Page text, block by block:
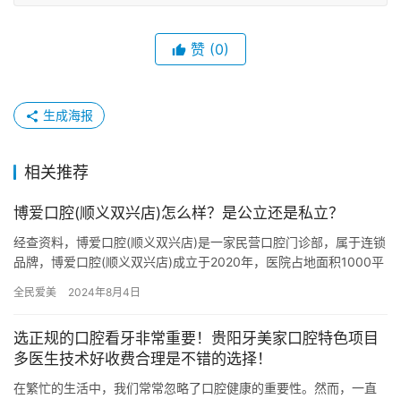
赞 (0)
生成海报
相关推荐
博爱口腔(顺义双兴店)怎么样？是公立还是私立？
经查资料，博爱口腔(顺义双兴店)是一家民营口腔门诊部，属于连锁
品牌，博爱口腔(顺义双兴店)成立于2020年，医院占地面积1000平
全民爱美 2024年8月4日
选正规的口腔看牙非常重要！贵阳牙美家口腔特色项目
多医生技术好收费合理是不错的选择！
在繁忙的生活中，我们常常忽略了口腔健康的重要性。然而，一直